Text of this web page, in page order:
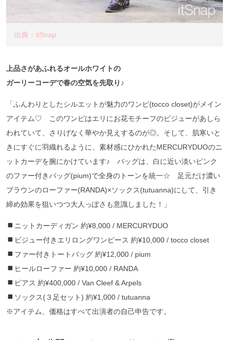
出典：itSnap
上品さがあふれるオールホワイトの
ガーリーコーデで春の空気を先取り♪
「ふんわりとしたシルエットが魅力のワンピ(tocco closet)がメイン
アイテム♡ このワンピはエリにお花モチーフのビジューがあしら
われていて、さりげなく華やか見えするのが◎。そして、肌寒いと
きにすぐに羽織れるように、素材感にひかれたMERCURYDUOのニ
ットカーデを腕にかけています♪ バッグは、白に近い淡いピンク
のファー付きバッグ(pium)で全身のトーンを統一☆ 足元だけ濃い
ブラウンのローファー(RANDA)×ソックス(tutuanna)にして、引き
締め効果を狙いつつ大人っぽさも意識しました！」
ニットカーディガン 約¥8,000 / MERCURYDUO
ビジュー付きエリロングワンピース 約¥10,000 / tocco closet
ファー付きトートバッグ 約¥12,000 / pium
ヒールローファー 約¥10,000 / RANDA
ピアス 約¥400,000 / Van Cleef & Arpels
ソックス(３足セット) 約¥1,000 / tutuanna
※アイテム、価格はすべて出演者の自己申告です。